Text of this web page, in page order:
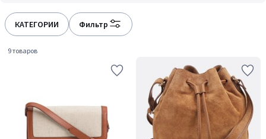
КАТЕГОРИИ Фильтр
9 товаров